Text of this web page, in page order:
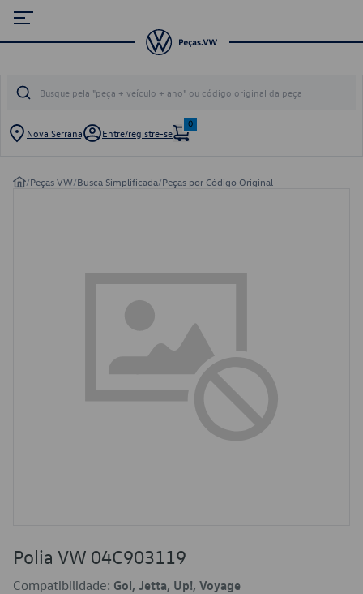
Nova Serrana Entre/registre-se
0
/Peças VW/Busca Simplificada/Peças por Código Original
Polia VW 04C903119
Compatibilidade: Gol, Jetta, Up!, Voyage